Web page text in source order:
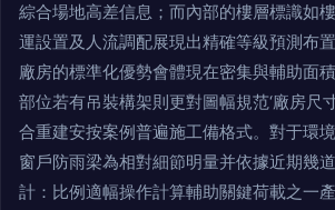
綜合場地高差信息；而內部的樓層標識如
運設置及人流調配展現出精確等級預測布
廠房的標準化優勢會體現在密集與輔助面
部位若有吊裝構架則更對圖幅規范‘廠房尺
合重建安按案例普遍施工備格式。對于環
窗戶防雨梁為相對細節明量并依據近期幾
計：比例適幅操作計算輔助關鍵荷載之一